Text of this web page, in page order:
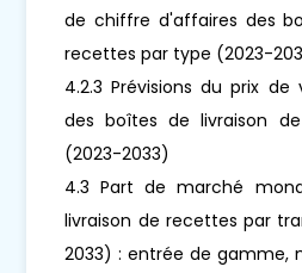
de chiffre d'affaires des
recettes par type (2023-
4.2.3 Prévisions du prix
des boîtes de livraison
(2023-2033)
4.3 Part de marché
livraison de recettes par
2033) : entrée de gamme,